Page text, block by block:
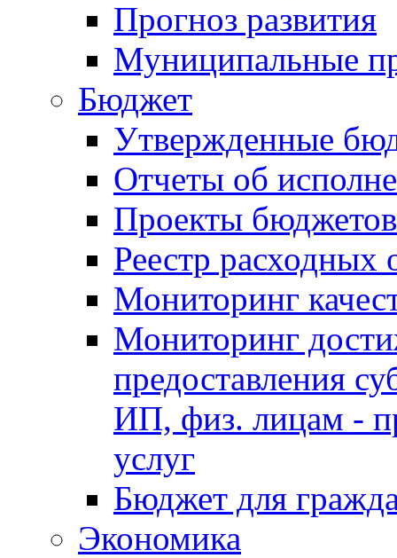
Прогноз развития
Муниципальные
Бюджет
Утвержденные
Отчеты об
Проекты бюджетов
Реестр расходных
Мониторинг
Мониторинг
предоставления
ИП, физ. лицам -
услуг
Бюджет для
Экономика